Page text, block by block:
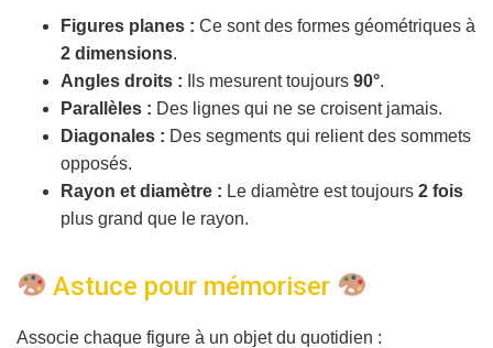
Figures planes : Ce sont des formes géométriques à
2 dimensions.
Angles droits : Ils mesurent toujours 90°.
Parallèles : Des lignes qui ne se croisent jamais.
Diagonales : Des segments qui relient des sommets
opposés.
Rayon et diamètre : Le diamètre est toujours 2 fois
plus grand que le rayon.
Astuce pour mémoriser
Associe chaque figure à un objet du quotidien :